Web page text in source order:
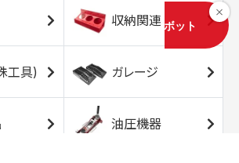
収納関連
工具) ガレージ
油圧機器